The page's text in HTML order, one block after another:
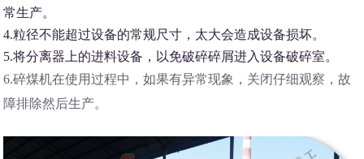
常生产。
4.粒径不能超过设备的常规尺寸，太大会造成设备损坏。
5.将分离器上的进料设备，以免破碎碎屑进入设备破碎室。
6.碎煤机在使用过程中，如果有异常现象，关闭仔细观察，故
障排除然后生产。